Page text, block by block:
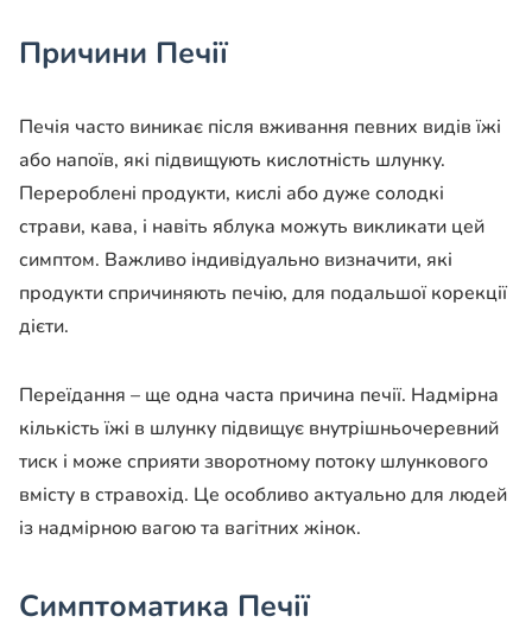
Причини Печії
Печія часто виникає після вживання певних видів їжі
або напоїв, які підвищують кислотність шлунку.
Перероблені продукти, кислі або дуже солодкі
страви, кава, і навіть яблука можуть викликати цей
симптом. Важливо індивідуально визначити, які
продукти спричиняють печію, для подальшої корекції
дієти.
Переїдання – ще одна часта причина печії. Надмірна
кількість їжі в шлунку підвищує внутрішньочеревний
тиск і може сприяти зворотному потоку шлункового
вмісту в стравохід. Це особливо актуально для людей
із надмірною вагою та вагітних жінок.
Симптоматика Печії